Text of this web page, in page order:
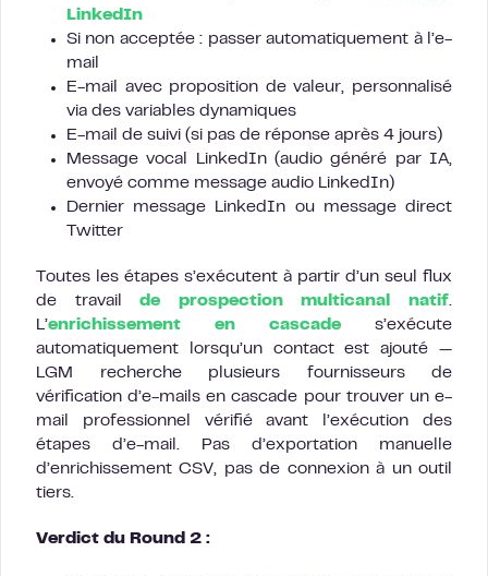
LinkedIn
Si non acceptée : passer automatiquement à l’e-
mail
E-mail avec proposition de valeur, personnalisé
via des variables dynamiques
E-mail de suivi (si pas de réponse après 4 jours)
Message vocal LinkedIn (audio généré par IA,
envoyé comme message audio LinkedIn)
Dernier message LinkedIn ou message direct
Twitter
Toutes les étapes s’exécutent à partir d’un seul flux
de travailde prospection multicanal natif.
L’enrichissement en cascade s’exécute
automatiquement lorsqu’un contact est ajouté —
LGM recherche plusieurs fournisseurs de
vérification d’e-mails en cascade pour trouver un e-
mail professionnel vérifié avant l’exécution des
étapes d’e-mail. Pas d’exportation manuelle
d’enrichissement CSV, pas de connexion à un outil
tiers.
Verdict du Round 2 :